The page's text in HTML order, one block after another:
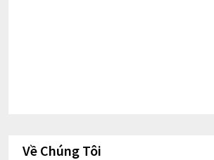
Về Chúng Tôi